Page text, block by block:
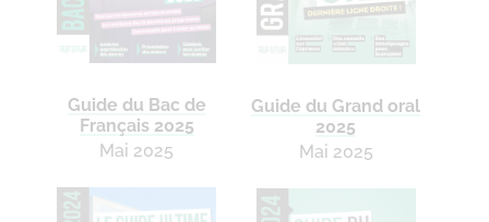
Guide du Bac de
Français 2025
Mai 2025
Guide du Grand oral
2025
Mai 2025